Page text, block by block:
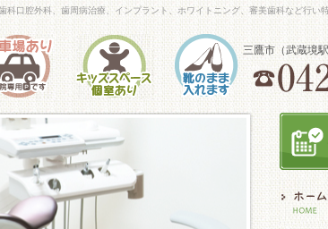
口腔外科、歯周病治療、インプラント、ホワイトニング、審美歯科など行い
三鷹市（武蔵境